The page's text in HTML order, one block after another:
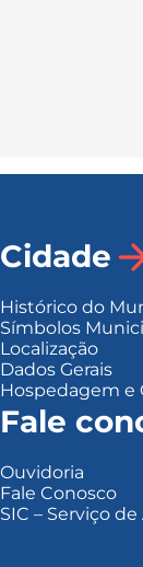
Cidade
Histórico do
Símbolos
Localização
Dados Gerais
Hospedagem e
Fale
Ouvidoria
Fale Conosco
SIC – Serviço